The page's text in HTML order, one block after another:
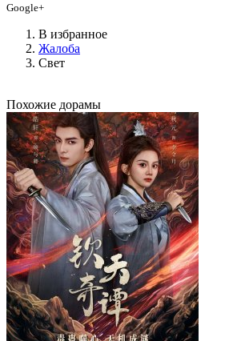
Google+
В избранное
Жалоба
Свет
Похожие дорамы